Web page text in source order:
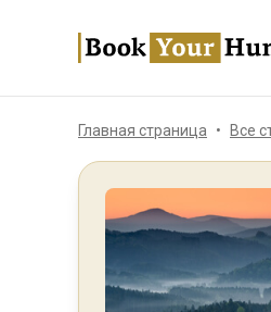
Главная страница Все